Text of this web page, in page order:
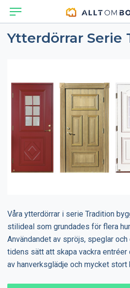
Ytterdörrar Serie
Våra ytterdörrar i serie Tradition
stilideal som grundades för flera
Användandet av spröjs, speglar
tidens sätt att skapa vackra entréer
av hanverksglädje och mycket stort